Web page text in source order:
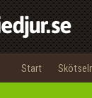
Start